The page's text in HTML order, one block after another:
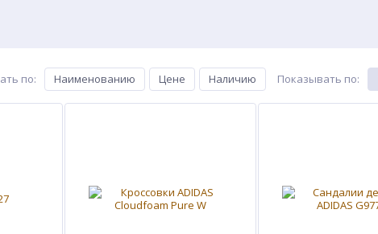
по: Наименованию Цене Наличию Показывать по: